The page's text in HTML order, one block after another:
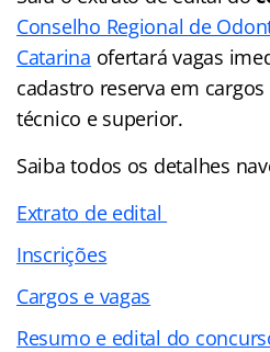
Conselho Regional de
Catarina ofertará vagas
cadastro reserva em
técnico e superior.
Saiba todos os detalhes
Extrato de edital
Inscrições
Cargos e vagas
Resumo e edital do